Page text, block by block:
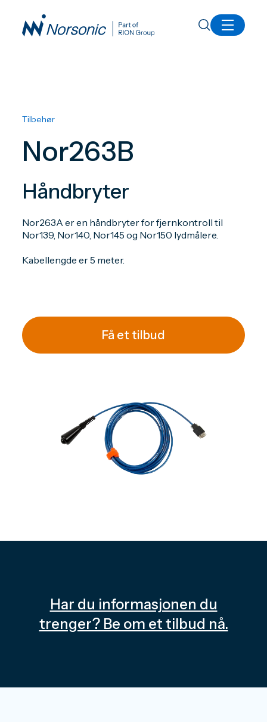
Tilbehør
Nor263B
Håndbryter
Nor263A er en håndbryter for fjernkontroll til
Nor139, Nor140, Nor145 og Nor150 lydmålere.
Kabellengde er 5 meter.
Få et tilbud
Har du informasjonen du
trenger? Be om et tilbud nå.